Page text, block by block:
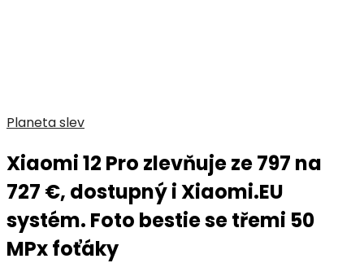
Planeta slev
Xiaomi 12 Pro zlevňuje ze 797 na
727 €, dostupný i Xiaomi.EU
systém. Foto bestie se třemi 50
MPx foťáky